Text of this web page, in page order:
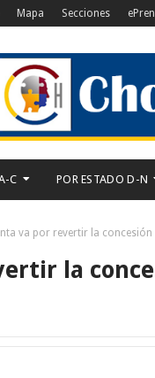
Mapa Secciones
C POR ESTADO D-N
va por revertir la concesión
la